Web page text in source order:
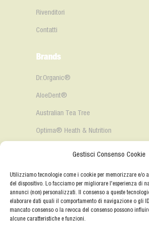
Gestisci Consenso Cookie
Utilizziamo tecnologie come i cookie per memorizzare e/o
del dispositivo. Lo facciamo per migliorare l'esperienza di
annunci (non) personalizzati. Il consenso a queste
elaborare dati quali il comportamento di navigazione o gli
mancato consenso o la revoca del consenso possono
alcune caratteristiche e funzioni.
Rivenditori
Contatti
Brands
Dr.Organic®️
AloeDent®️
Australian Tea Tree
Optima®️ Heath & Nutrition